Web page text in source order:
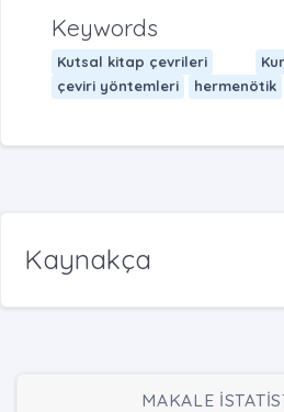
Keywords
Kutsal kitap çevrileri
çeviri yöntemleri
hermenötik
Kaynakça
MAKALE